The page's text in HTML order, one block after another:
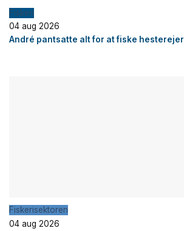
Fiskeri
04 aug 2026
André pantsatte alt for at fiske hesterejer
Fiskerisektoren
04 aug 2026